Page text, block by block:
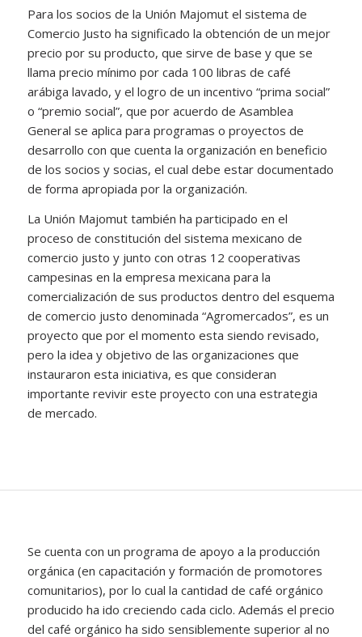
Para los socios de la Unión Majomut el sistema de
Comercio Justo ha significado la obtención de un mejor
precio por su producto, que sirve de base y que se
llama precio mínimo por cada 100 libras de café
arábiga lavado, y el logro de un incentivo “prima social”
o “premio social”, que por acuerdo de Asamblea
General se aplica para programas o proyectos de
desarrollo con que cuenta la organización en beneficio
de los socios y socias, el cual debe estar documentado
de forma apropiada por la organización.
La Unión Majomut también ha participado en el
proceso de constitución del sistema mexicano de
comercio justo y junto con otras 12 cooperativas
campesinas en la empresa mexicana para la
comercialización de sus productos dentro del esquema
de comercio justo denominada “Agromercados”, es un
proyecto que por el momento esta siendo revisado,
pero la idea y objetivo de las organizaciones que
instauraron esta iniciativa, es que consideran
importante revivir este proyecto con una estrategia
de mercado.
Se cuenta con un programa de apoyo a la producción
orgánica (en capacitación y formación de promotores
comunitarios), por lo cual la cantidad de café orgánico
producido ha ido creciendo cada ciclo. Además el precio
del café orgánico ha sido sensiblemente superior al no